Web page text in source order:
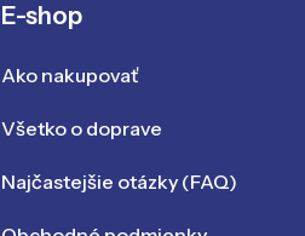
E-shop
Ako nakupovať
Všetko o doprave
Najčastejšie otázky (FAQ)